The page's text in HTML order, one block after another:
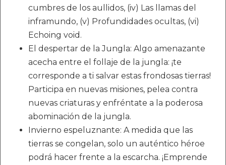
cumbres de los aullidos, (iv) Las llamas del
inframundo, (v) Profundidades ocultas, (vi)
Echoing void.
El despertar de la Jungla: Algo amenazante
acecha entre el follaje de la jungla: ¡te
corresponde a ti salvar estas frondosas tierras!
Participa en nuevas misiones, pelea contra
nuevas criaturas y enfréntate a la poderosa
abominación de la jungla.
Invierno espeluznante: A medida que las
tierras se congelan, solo un auténtico héroe
podrá hacer frente a la escarcha. ¡Emprende